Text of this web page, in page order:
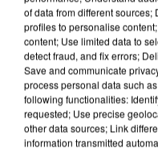
of data from different
profiles to personalise
content; Use limited data to
detect fraud, and fix errors;
Save and communicate
process personal data such
following functionalities:
requested; Use precise
other data sources; Link
information transmitted